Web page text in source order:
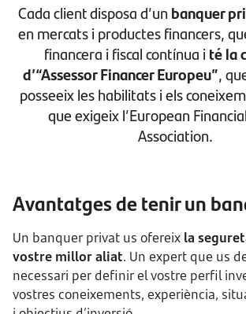
Cada client disposa d’un banquer
en mercats i productes financers,
financera i fiscal contínua ité la
d’“Assessor Financer Europeu”,
posseeix les habilitats i els
que exigeix l’European
Association.
Avantatges de tenir un
Un banquer privat us ofereix la
vostre millor aliat. Un expert que us
necessari per definir el vostre perfil
vostres coneixements, experiència,